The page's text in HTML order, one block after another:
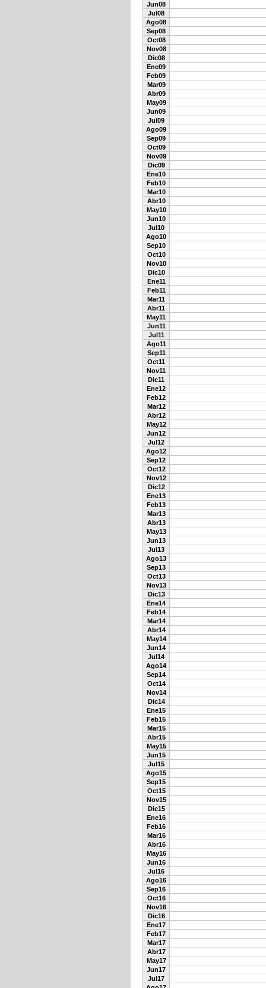
Jun08
Jul08
Ago08
Sep08
Oct08
Nov08
Dic08
Ene09
Feb09
Mar09
Abr09
May09
Jun09
Jul09
Ago09
Sep09
Oct09
Nov09
Dic09
Ene10
Feb10
Mar10
Abr10
May10
Jun10
Jul10
Ago10
Sep10
Oct10
Nov10
Dic10
Ene11
Feb11
Mar11
Abr11
May11
Jun11
Jul11
Ago11
Sep11
Oct11
Nov11
Dic11
Ene12
Feb12
Mar12
Abr12
May12
Jun12
Jul12
Ago12
Sep12
Oct12
Nov12
Dic12
Ene13
Feb13
Mar13
Abr13
May13
Jun13
Jul13
Ago13
Sep13
Oct13
Nov13
Dic13
Ene14
Feb14
Mar14
Abr14
May14
Jun14
Jul14
Ago14
Sep14
Oct14
Nov14
Dic14
Ene15
Feb15
Mar15
Abr15
May15
Jun15
Jul15
Ago15
Sep15
Oct15
Nov15
Dic15
Ene16
Feb16
Mar16
Abr16
May16
Jun16
Jul16
Ago16
Sep16
Oct16
Nov16
Dic16
Ene17
Feb17
Mar17
Abr17
May17
Jun17
Jul17